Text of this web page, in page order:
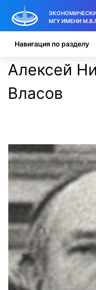
МГУ ИМЕНИ
Алексей
Власов
Навигация по разделу